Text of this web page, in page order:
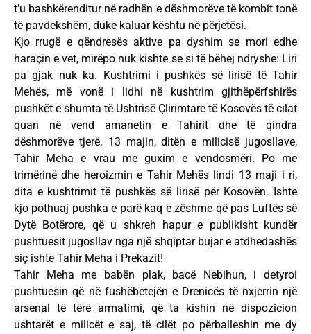
t’u bashkërenditur në radhën e dëshmorëve të kombit tonë
të pavdekshëm, duke kaluar kështu në përjetësi.
Kjo rrugë e qëndresës aktive pa dyshim se mori edhe
haraçin e vet, mirëpo nuk kishte se si të bëhej ndryshe: Liri
pa gjak nuk ka. Kushtrimi i pushkës së lirisë të Tahir
Mehës, më vonë i lidhi në kushtrim gjithëpërfshirës
pushkët e shumta të Ushtrisë Çlirimtare të Kosovës të cilat
quan në vend amanetin e Tahirit dhe të qindra
dëshmorëve tjerë. 13 majin, ditën e milicisë jugosllave,
Tahir Meha e vrau me guxim e vendosmëri. Po me
trimërinë dhe heroizmin e Tahir Mehës lindi 13 maji i ri,
dita e kushtrimit të pushkës së lirisë për Kosovën. Ishte
kjo pothuaj pushka e parë kaq e zëshme që pas Luftës së
Dytë Botërore, që u shkreh hapur e publikisht kundër
pushtuesit jugosllav nga një shqiptar bujar e atdhedashës
siç ishte Tahir Meha i Prekazit!
Tahir Meha me babën plak, bacë Nebihun, i detyroi
pushtuesin që në fushëbetejën e Drenicës të nxjerrin një
arsenal të tërë armatimi, që ta kishin në dispozicion
ushtarët e milicët e saj, të cilët po përballeshin me dy